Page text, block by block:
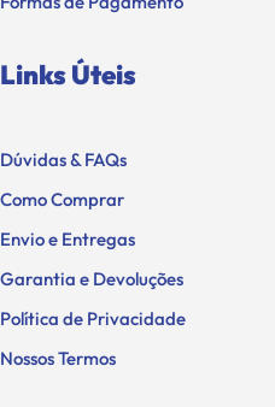
Links Úteis
Dúvidas & FAQs
Como Comprar
Envio e Entregas
Garantia e Devoluções
Política de Privacidade
Nossos Termos